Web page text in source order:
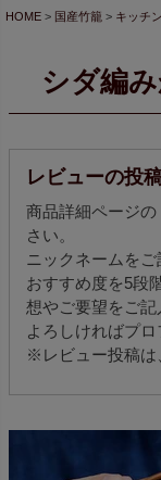
HOME 国産竹籠 キッチ
シダ編
レビューの投
商品詳細ページ
さい。
ニックネームをご
おすすめ度を5段
想やご要望をご記
よろしければプロ
※レビュー投稿は